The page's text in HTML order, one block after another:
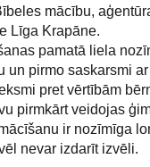
mācību,
Līga Krapāne.
pamatā liela
un pirmo saskarsmi
pret vērtībām
pirmkārt veidojas
ir nozīmīga
nevar izdarīt izvēli.